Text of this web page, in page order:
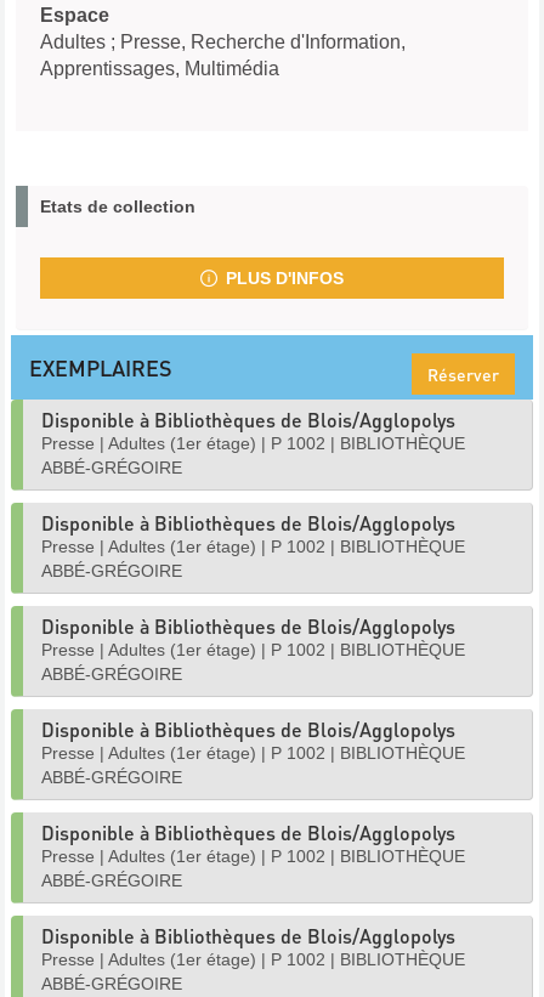
Espace
Adultes ; Presse, Recherche d'Information,
Apprentissages, Multimédia
Etats de collection
PLUS D'INFOS
EXEMPLAIRES Réserver
Disponible à Bibliothèques de Blois/Agglopolys
Presse | Adultes (1er étage) | P 1002 | BIBLIOTHÈQUE
ABBÉ-GRÉGOIRE
Disponible à Bibliothèques de Blois/Agglopolys
Presse | Adultes (1er étage) | P 1002 | BIBLIOTHÈQUE
ABBÉ-GRÉGOIRE
Disponible à Bibliothèques de Blois/Agglopolys
Presse | Adultes (1er étage) | P 1002 | BIBLIOTHÈQUE
ABBÉ-GRÉGOIRE
Disponible à Bibliothèques de Blois/Agglopolys
Presse | Adultes (1er étage) | P 1002 | BIBLIOTHÈQUE
ABBÉ-GRÉGOIRE
Disponible à Bibliothèques de Blois/Agglopolys
Presse | Adultes (1er étage) | P 1002 | BIBLIOTHÈQUE
ABBÉ-GRÉGOIRE
Disponible à Bibliothèques de Blois/Agglopolys
Presse | Adultes (1er étage) | P 1002 | BIBLIOTHÈQUE
ABBÉ-GRÉGOIRE